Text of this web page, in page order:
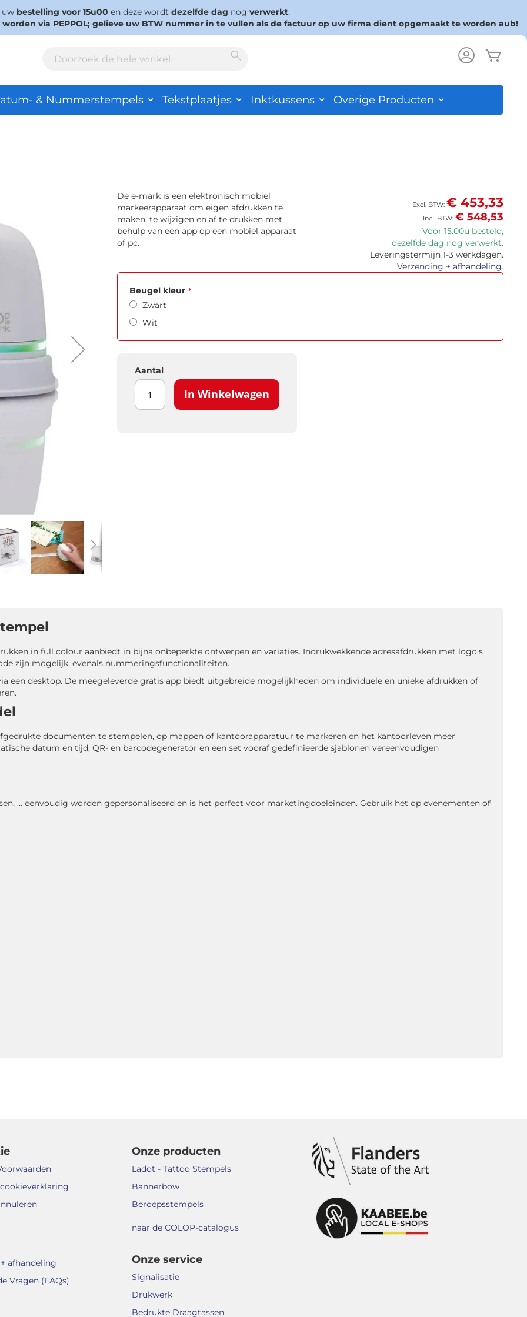
uw bestelling voor 15u00 en deze wordt dezelfde dag nog verwerkt.
via PEPPOL; gelieve uw BTW nummer in te vullen als de factuur op uw firma dient opgemaakt te worden aub!
& Nummerstempels Tekstplaatjes Inktkussens Overige Producten
€ 548,53
€ 453,33
Voor 15.00u besteld,
dezelfde dag nog verwerkt.
Leveringstermijn 1-3 werkdagen.
Verzending + afhandeling.
De e-mark is een elektronisch mobiel
markeerapparaat om eigen afdrukken te
maken, te wijzigen en af ​​te drukken met
behulp van een app op een mobiel apparaat
of pc.
Beugel kleur
Zwart
Wit
Aantal
In Winkelwagen
in full colour aanbiedt in bijna onbeperkte ontwerpen en variaties. Indrukwekkende adresafdrukken met logo's
zijn mogelijk, evenals nummeringsfunctionaliteiten.
een desktop. De meegeleverde gratis app biedt uitgebreide mogelijkheden om individuele en unieke afdrukken of
documenten te stempelen, op mappen of kantoorapparatuur te markeren en het kantoorleven meer
datum en tijd, QR- en barcodegenerator en een set vooraf gedefinieerde sjablonen vereenvoudigen
... eenvoudig worden gepersonaliseerd en is het perfect voor marketingdoeleinden. Gebruik het op evenementen of
afhandeling
Vragen (FAQs)
Onze producten
Ladot - Tattoo Stempels
Bannerbow
Beroepsstempels
naar de COLOP-catalogus
Onze service
Signalisatie
Drukwerk
Bedrukte Draagtassen